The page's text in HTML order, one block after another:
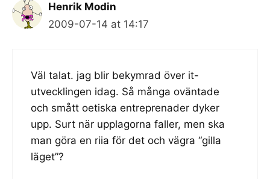
Henrik Modin
2009-07-14 at 14:17
Väl talat. jag blir bekymrad över it-
utvecklingen idag. Så många oväntade
och smått oetiska entreprenader dyker
upp. Surt när upplagorna faller, men ska
man göra en riia för det och vägra “gilla
läget”?